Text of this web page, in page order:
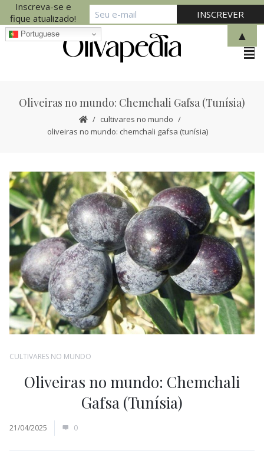
Oliveiras no mundo: Chemchali Gafsa (Tunísia)
cultivares no mundo
oliveiras no mundo: chemchali gafsa (tunísia)
CULTIVARES NO MUNDO
Oliveiras no mundo: Chemchali
Gafsa (Tunísia)
21/04/2025 0
Inscreva-se e
fique atualizado!
▲
Portuguese